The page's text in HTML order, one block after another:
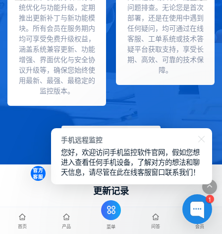
统优化与功能升级，定期
推出更新补丁与新功能模
块。所有会员在服务期内
均可享受免费升级权益，
涵盖系统兼容更新、功能
增强、界面优化与安全协
议升级等，确保您始终使
用最新、最强、最稳定的
监控版本。
问题排查。无论您是首次
部署，还是在使用中遇到
任何疑问，均可通过在线
客服、工单系统或技术答
疑平台获取支持，享受长
期、高效、可靠的技术保
障。
点击领取
更新记录
首页 产品 菜单 问答 会员
1
手机远程监控
您好，欢迎访问手机监控软件官网，假如您想
进入查看任何手机设备，了解对方的想法和聊
天信息，请尽管在此在线客服窗口联系我们！